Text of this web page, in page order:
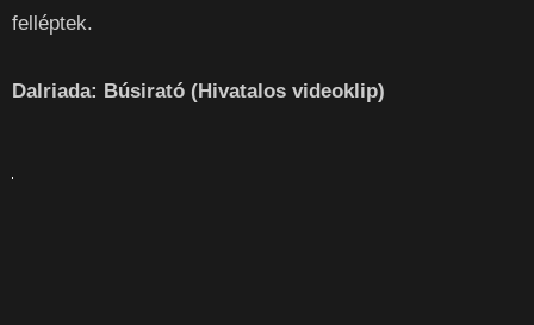
felléptek.
Dalriada: Búsirató (Hivatalos videoklip)